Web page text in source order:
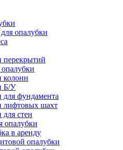
опалубки
перекрытий
колонн
Б/У
для фундамента
лифтовых шахт
стен
опалубки
в аренду
опалубки